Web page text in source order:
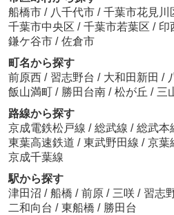
船橋市 / 八千代市 / 千葉市花見川
千葉市中央区 / 千葉市若葉区 / 印
鎌ケ谷市 / 佐倉市
町名から探す
前原西 / 習志野台 / 大和田新田 /
飯山満町 / 勝田台南 / 松が丘 / 三
路線から探す
京成電鉄松戸線 / 総武線 / 総武本
東葉高速鉄道 / 東武野田線 / 京葉
京成千葉線
駅から探す
津田沼 / 船橋 / 前原 / 三咲 / 習志
二和向台 / 東船橋 / 勝田台